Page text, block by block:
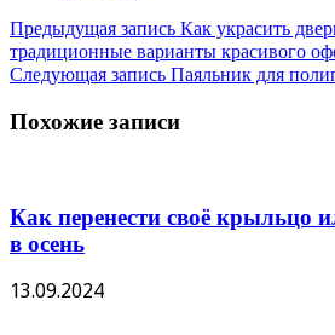
Предыдущая запись Как украсить
традиционные варианты красивого
Следующая запись Паяльник для
Похожие записи
Как перенести своё крыльцо
в осень
13.09.2024